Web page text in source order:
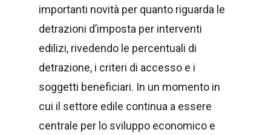
importanti novità per quanto riguarda le
detrazioni d’imposta per interventi
edilizi, rivedendo le percentuali di
detrazione, i criteri di accesso e i
soggetti beneficiari. In un momento in
cui il settore edile continua a essere
centrale per lo sviluppo economico e